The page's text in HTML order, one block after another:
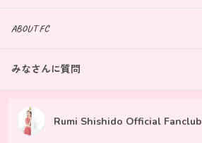
ABOUT FC
みなさんに質問
Rumi Shishido Official Fanclub